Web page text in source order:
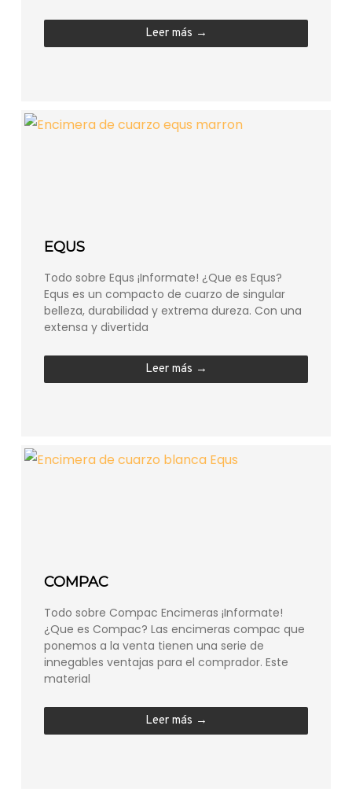
Leer más →
EQUS
Todo sobre Equs ¡Informate! ¿Que es Equs?
Equs es un compacto de cuarzo de singular
belleza, durabilidad y extrema dureza. Con una
extensa y divertida
Leer más →
COMPAC
Todo sobre Compac Encimeras ¡Informate!
¿Que es Compac? Las encimeras compac que
ponemos a la venta tienen una serie de
innegables ventajas para el comprador. Este
material
Leer más →